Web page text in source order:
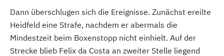
Dann überschlugen sich die Ereignisse. Zunächst ereilte
Heidfeld eine Strafe, nachdem er abermals die
Mindestzeit beim Boxenstopp nicht einhielt. Auf der
Strecke blieb Felix da Costa an zweiter Stelle liegend